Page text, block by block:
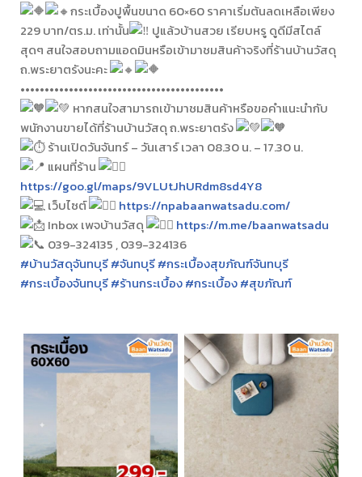
กระเบื้องปูพื้นขนาด 60×60 ราคาเริ่มต้นลดเหลือเพียง
229 บาท/ตร.ม. เท่านั้น
ปูแล้วบ้านสวย เรียบหรู ดูดีมีสไตล์
สุดๆ สนใจสอบถามแอดมินหรือเข้ามาชมสินค้าจริงที่ร้านบ้านวัสดุ
ถ.พระยาตรังนะคะ
••••••••••••••••••••••••••••••••••••••••••
หากสนใจสามารถเข้ามาชมสินค้าหรือขอคำแนะนำกับ
พนักงานขายได้ที่ร้านบ้านวัสดุ ถ.พระยาตรัง
ร้านเปิดวันจันทร์ – วันเสาร์ เวลา 08.30 น. – 17.30 น.
แผนที่ร้าน
https://goo.gl/maps/9VLUtJhURdm8sd4Y8
เว็บไซต์
https://npabaanwatsadu.com/
Inbox เพจบ้านวัสดุ
https://m.me/baanwatsadu
039-324135 , 039-324136
#บ้านวัสดุจันทบุรี#จันทบุรี#กระเบื้องสุขภัณฑ์จันทบุรี
#กระเบื้องจันทบุรี#ร้านกระเบื้อง#กระเบื้อง#สุขภัณฑ์